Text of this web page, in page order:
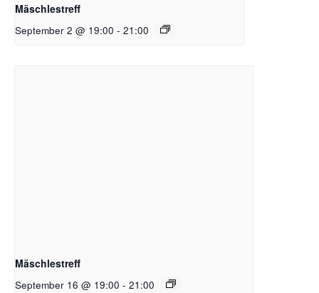
Mäschlestreff
September 2 @ 19:00 - 21:00
Mäschlestreff
September 16 @ 19:00 - 21:00